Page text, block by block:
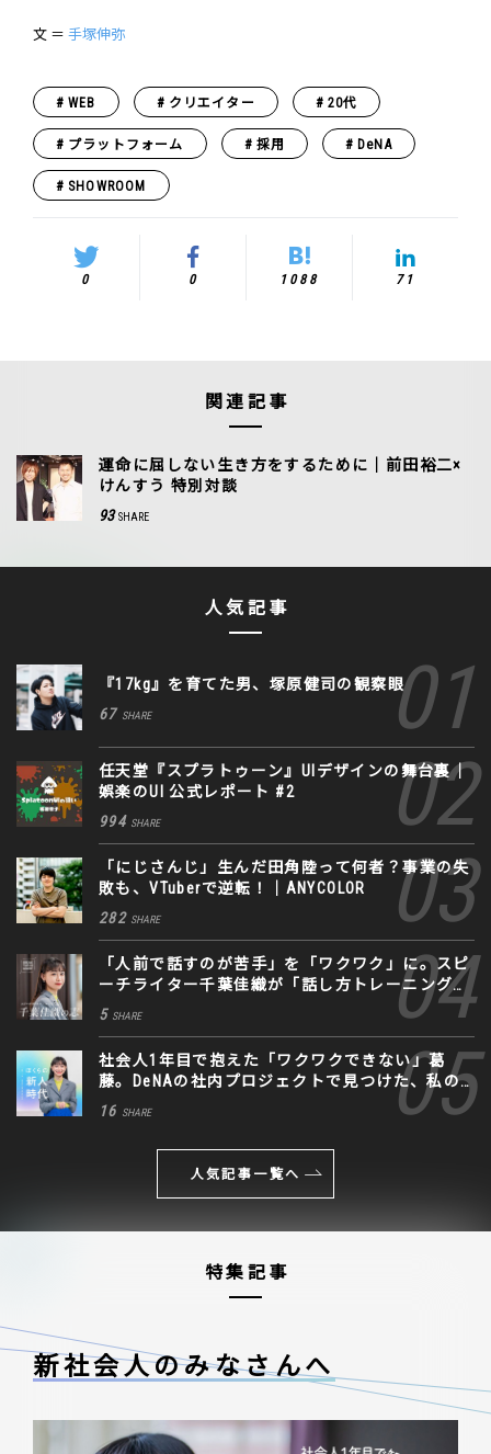
文 ＝ 手塚伸弥
WEB クリエイター 20代
プラットフォーム 採用 DeNA
SHOWROOM
0 0 1088 71
関連記事
運命に屈しない生き方をするために｜前田裕二×
けんすう 特別対談
93 SHARE
人気記事
『17kg』を育てた男、塚原健司の観察眼
67 SHARE
任天堂『スプラトゥーン』UIデザインの舞台裏｜
娯楽のUI 公式レポート #2
994 SHARE
「にじさんじ」生んだ田角陸って何者？事業の失
敗も、VTuberで逆転！｜ANYCOLOR
282 SHARE
「人前で話すのが苦手」を「ワクワク」に。スピ
ーチライター千葉佳織が「話し方トレーニング」
に込めた思い
5 SHARE
社会人1年目で抱えた「ワクワクできない」葛
藤。DeNAの社内プロジェクトで見つけた、私の
生きる道
16 SHARE
人気記事一覧へ
特集記事
新社会人のみなさんへ